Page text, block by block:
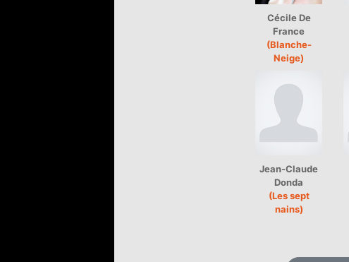
Cécile De
France
(Blanche-
Neige)
Jean-Claude
Donda
(Les sept
nains)